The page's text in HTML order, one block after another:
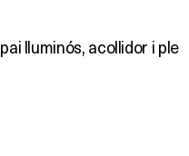
lluminós, acollidor i ple